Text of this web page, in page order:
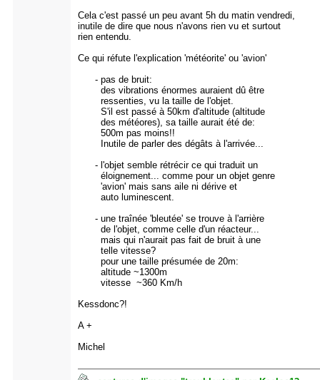
Cela c'est passé un peu avant 5h du matin vendredi,
inutile de dire que nous n'avons rien vu et surtout
rien entendu.
Ce qui réfute l'explication 'météorite' ou 'avion'
- pas de bruit:
des vibrations énormes auraient dû être
ressenties, vu la taille de l'objet.
S'il est passé à 50km d'altitude (altitude
des météores), sa taille aurait été de:
500m pas moins!!
Inutile de parler des dégâts à l'arrivée...
- l'objet semble rétrécir ce qui traduit un
éloignement... comme pour un objet genre
'avion' mais sans aile ni dérive et
auto luminescent.
- une traînée 'bleutée' se trouve à l'arrière
de l'objet, comme celle d'un réacteur...
mais qui n'aurait pas fait de bruit à une
telle vitesse?
pour une taille présumée de 20m:
altitude ~1300m
vitesse ~360 Km/h
Kessdonc?!
A +
Michel